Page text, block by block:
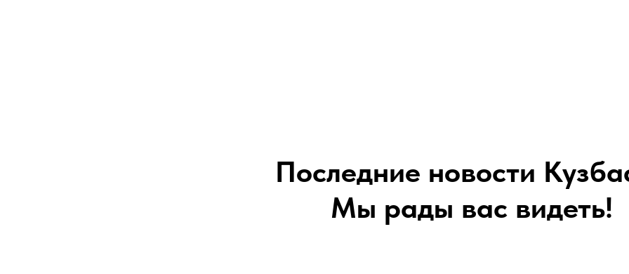
Последние новости
Мы рады вас видеть!